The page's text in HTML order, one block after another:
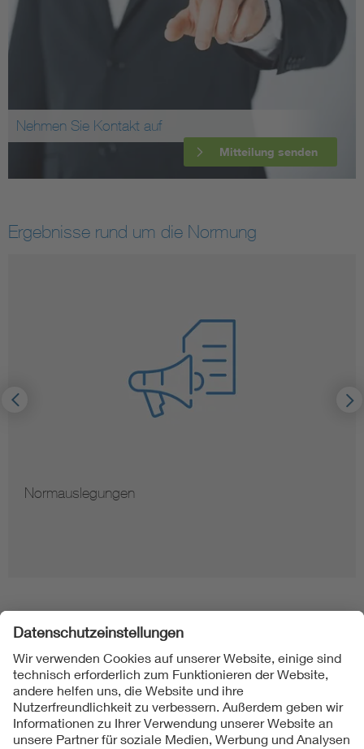
Nehmen Sie Kontakt auf
Mitteilung senden
Ergebnisse rund um die Normung
Normauslegungen
Folgen Sie uns